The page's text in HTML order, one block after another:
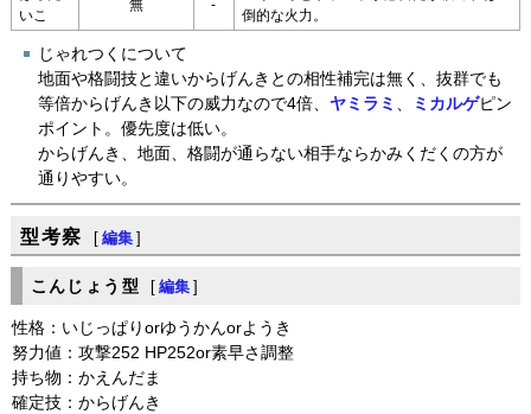
いこ
無 -
倒的な火力。
じゃれつくについて
地面や格闘技と違いからげんきとの相性補完は無く、抜群でも
等倍からげんき以下の威力なので4倍、 ヤミラミ 、 ミカルゲピン
ポイント。優先度は低い。
からげんき、地面、格闘が通らない相手ならかみくだくの方が
通りやすい。
型考察 [ 編集 ]
こんじょう型 [ 編集 ]
性格：いじっぱりorゆうかんorようき
努力値：攻撃252 HP252or素早さ調整
持ち物：かえんだま
確定技：からげんき